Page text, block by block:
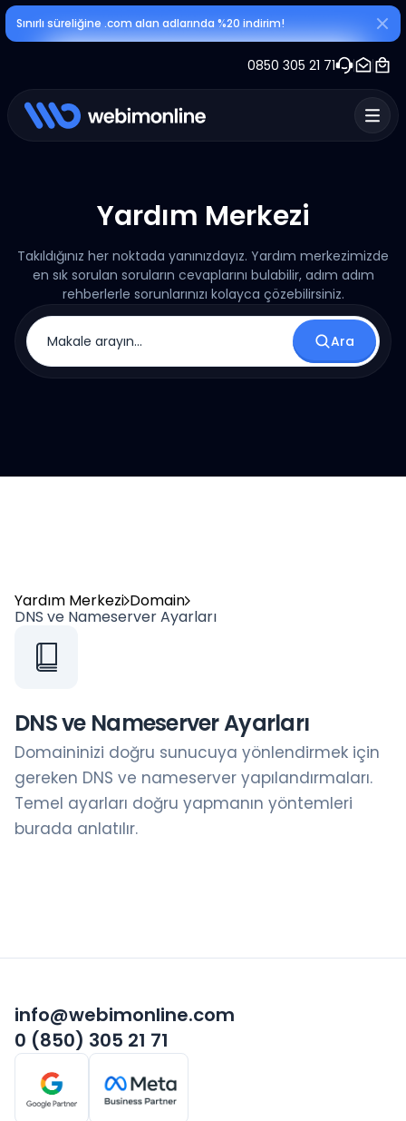
Sınırlı süreliğine .com alan adlarında %20 indirim!
0850 305 21 71
Yardım Merkezi
Takıldığınız her noktada yanınızdayız. Yardım merkezimizde
en sık sorulan soruların cevaplarını bulabilir, adım adım
rehberlerle sorunlarınızı kolayca çözebilirsiniz.
Ara
Yardım Merkezi Domain
DNS ve Nameserver Ayarları
DNS ve Nameserver Ayarları
Domaininizi doğru sunucuya yönlendirmek için
gereken DNS ve nameserver yapılandırmaları.
Temel ayarları doğru yapmanın yöntemleri
burada anlatılır.
info@webimonline.com
0 (850) 305 21 71